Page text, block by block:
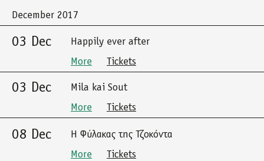
December 2017
03 Dec
Happily ever after
More
Tickets
03 Dec
Mila kai Sout
More
Tickets
08 Dec
Η Φύλακας της Τζοκόντα
More
Tickets